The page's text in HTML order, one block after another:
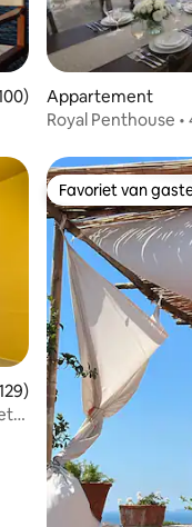
beoordeling van
Appartement
Royal Penthouse •
beoordeling van
Favoriet van
Favoriet van